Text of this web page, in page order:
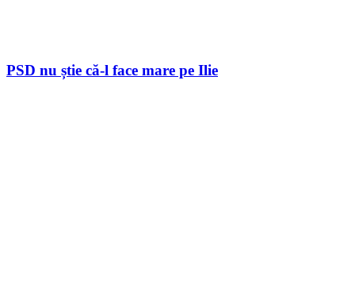
PSD nu știe că-l face mare pe Ilie